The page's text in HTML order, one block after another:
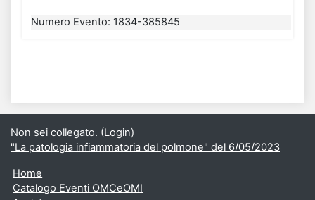
Numero Evento: 1834-385845
Non sei collegato. (Login)
"La patologia infiammatoria del polmone" del 6/05/2023
Home
Catalogo Eventi OMCeOMI